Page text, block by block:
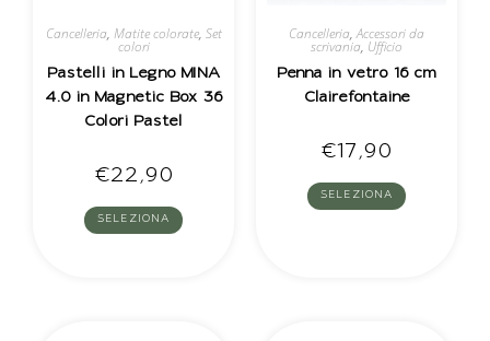
Cancelleria, Matite colorate, Set
colori
Pastelli in Legno MINA
4.0 in Magnetic Box 36
Colori Pastel
€22,90
SELEZIONA
Cancelleria,Accessori da
scrivania, Ufficio
Penna in vetro 16 cm
Clairefontaine
€17,90
SELEZIONA